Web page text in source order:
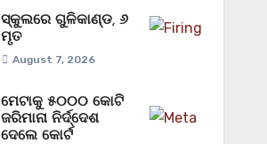
ସ୍କୁଲରେ ଗୁଳିକାଣ୍ଡ, ୬
ମୃତ
August 7, 2026
ମେଟାକୁ ୫୦୦୦ କୋଟି
ଜରିମାନା ନିର୍ଦ୍ଦେଶ
ଦେଲେ କୋର୍ଟ